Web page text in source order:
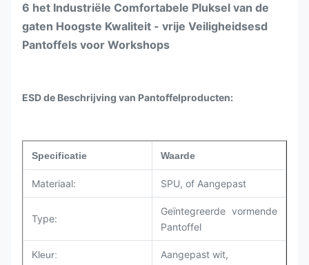
6 het Industriële Comfortabele Pluksel van de
gaten Hoogste Kwaliteit - vrije Veiligheidsesd
Pantoffels voor Workshops
ESDde Beschrijving van Pantoffelproducten:
Specificatie Waarde
Materiaal: SPU, of Aangepast
Type:
Geïntegreerde vormende
Pantoffel
Kleur: Aangepast wit,